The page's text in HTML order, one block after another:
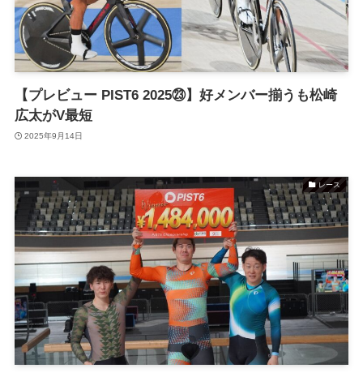
【プレビュー PIST6 2025㉓】好メンバー揃うも松崎
広太がV最短
2025年9月14日
レース